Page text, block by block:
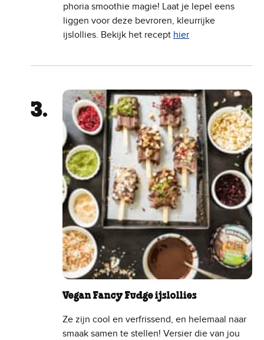
phoria smoothie magie! Laat je lepel eens
liggen voor deze bevroren, kleurrijke
ijslollies. Bekijk het recept hier
Vegan Fancy Fudge ijslollies
Ze zijn cool en verfrissend, en helemaal naar
smaak samen te stellen! Versier die van jou